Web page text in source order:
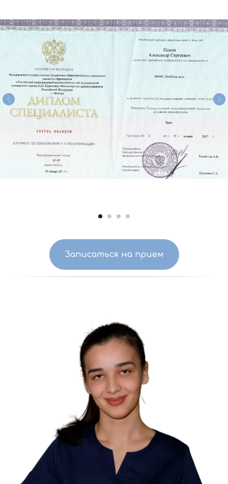
Записаться на прием